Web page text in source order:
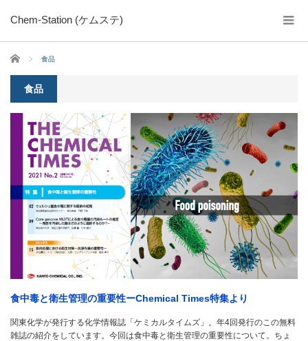
Chem-Station (ケムステ)
ホーム 食品
食品
食中毒と衛生管理の重要性ーChemical Times特集より
関東化学が発行する化学情報誌「ケミカルタイムズ」。年4回発行のこの無料
雑誌の紹介をしています。今回は食中毒と衛生管理の重要性について。ちょ